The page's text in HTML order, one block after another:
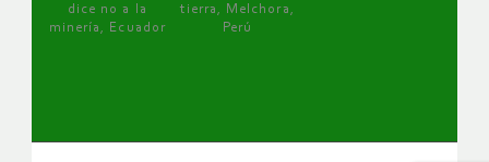
dice no a la
minería, Ecuador
tierra, Melchora,
Perú